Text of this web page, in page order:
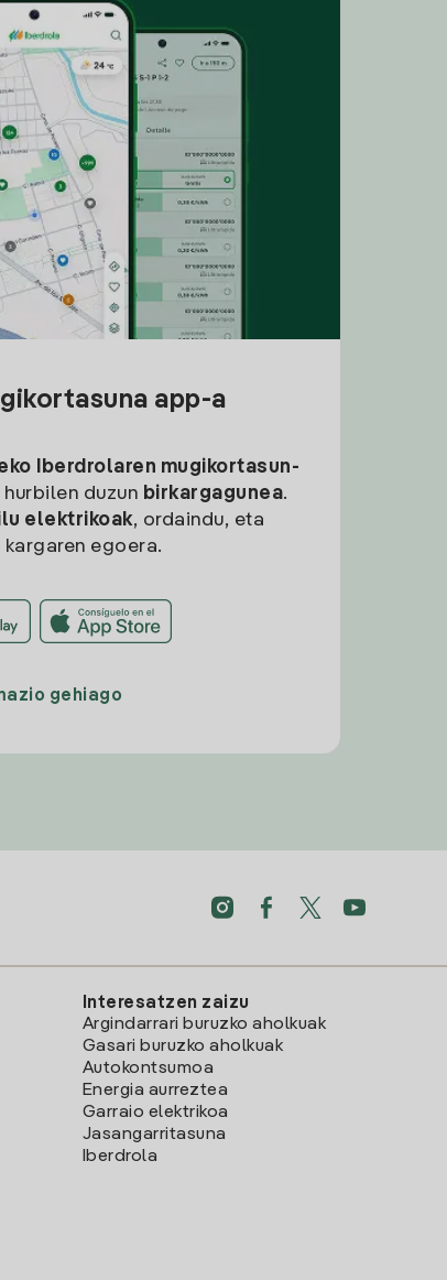
app-a
Iberdrolaren mugikortasun-
hurbilen duzun birkargagunea.
elektrikoak, ordaindu, eta
egoera.
gehiago
Interesatzen zaizu
Argindarrari buruzko aholkuak
Gasari buruzko aholkuak
Autokontsumoa
Energia aurreztea
Garraio elektrikoa
Jasangarritasuna
Iberdrola